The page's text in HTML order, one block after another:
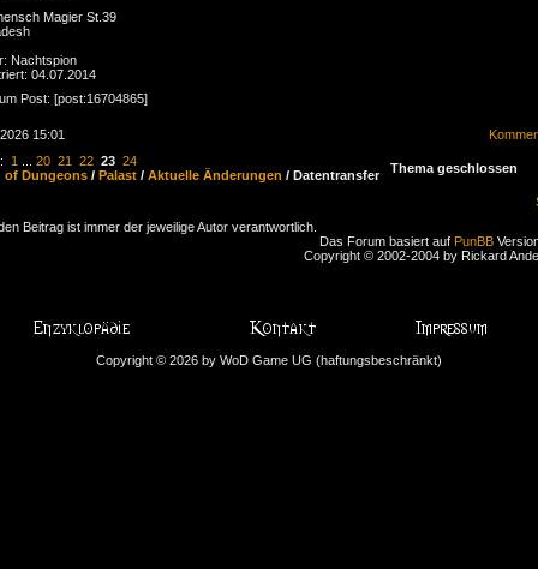
Magier St.39
Nachtspion
04.07.2014
Post: [post:16704865]
15:01
1 20 21 22 23 24
of Dungeons / Palast / Aktuelle Änderungen / Datentransfer Thema geschlossen
Beitrag ist immer der jeweilige Autor verantwortlich.
Das Forum basiert auf PunBB
Copyright © 2002-2004 by Rickard
Copyright © 2026 by WoD Game UG (haftungsbeschränkt)